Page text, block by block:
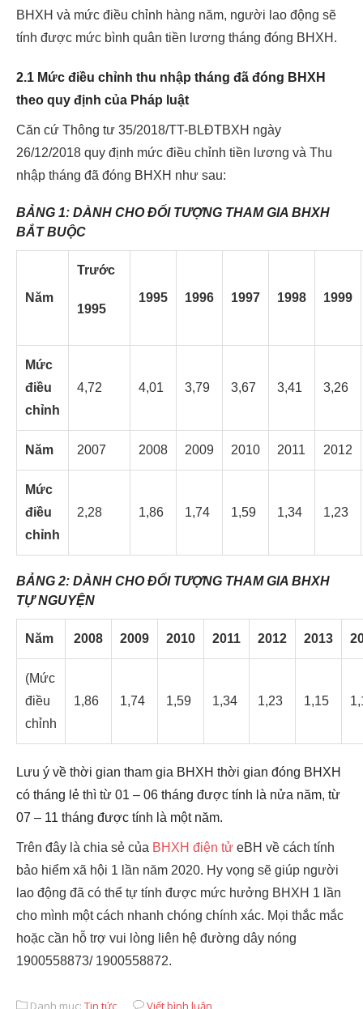
BHXH và mức điều chỉnh hàng năm, người lao động sẽ
tính được mức bình quân tiền lương tháng đóng BHXH.
2.1 Mức điều chỉnh thu nhập tháng đã đóng BHXH
theo quy định của Pháp luật
Căn cứ Thông tư 35/2018/TT-BLĐTBXH ngày
26/12/2018 quy định mức điều chỉnh tiền lương và Thu
nhập tháng đã đóng BHXH như sau:
BẢNG 1: DÀNH CHO ĐỐI TƯỢNG THAM GIA BHXH
BẮT BUỘC
Năm
Trước
1995
1995 1996 1997 1998 1999
Mức
điều
chỉnh
4,72 4,01 3,79 3,67 3,41 3,26
Năm 2007 2008 2009 2010 2011 2012
Mức
điều
chỉnh
2,28 1,86 1,74 1,59 1,34 1,23
BẢNG 2: DÀNH CHO ĐỐI TƯỢNG THAM GIA BHXH
TỰ NGUYỆN
Năm 2008 2009 2010 2011 2012 2013
(Mức
điều
chỉnh
1,86 1,74 1,59 1,34 1,23 1,15
Lưu ý về thời gian tham gia BHXH thời gian đóng BHXH
có tháng lẻ thì từ 01 – 06 tháng được tính là nửa năm, từ
07 – 11 tháng được tính là một năm.
Trên đây là chia sẻ của BHXH điện tử eBH về cách tính
bảo hiểm xã hội 1 lần năm 2020. Hy vọng sẽ giúp người
lao động đã có thể tự tính được mức hưởng BHXH 1 lần
cho mình một cách nhanh chóng chính xác. Mọi thắc mắc
hoặc cần hỗ trợ vui lòng liên hệ đường dây nóng
1900558873/ 1900558872.
Danh mục: Tin tức Viết bình luận